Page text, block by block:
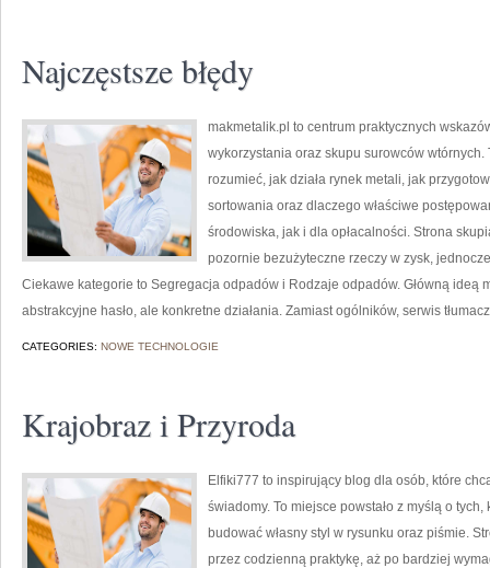
Najczęstsze błędy
makmetalik.pl to centrum praktycznych
wykorzystania oraz skupu surowców
rozumieć, jak działa rynek metali, jak
sortowania oraz dlaczego właściwe
środowiska, jak i dla opłacalności. Strona
pozornie bezużyteczne rzeczy w zysk,
Ciekawe kategorie to Segregacja odpadów i Rodzaje odpadów. Główną ideą
abstrakcyjne hasło, ale konkretne działania. Zamiast ogólników, serwis
CATEGORIES: NOWE TECHNOLOGIE
Krajobraz i Przyroda
Elfiki777 to inspirujący blog dla osób, które
świadomy. To miejsce powstało z myślą o
budować własny styl w rysunku oraz piśmie.
przez codzienną praktykę, aż po bardziej